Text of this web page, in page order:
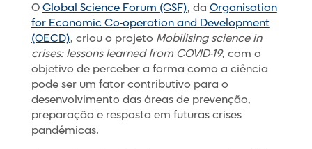
OGlobal Science Forum (GSF), daOrganisation
for Economic Co-operation and Development
(OECD), criou o projeto Mobilising science in
crises: lessons learned from COVID-19, com o
objetivo de perceber a forma como a ciência
pode ser um fator contributivo para o
desenvolvimento das áreas de prevenção,
preparação e resposta em futuras crises
pandémicas.